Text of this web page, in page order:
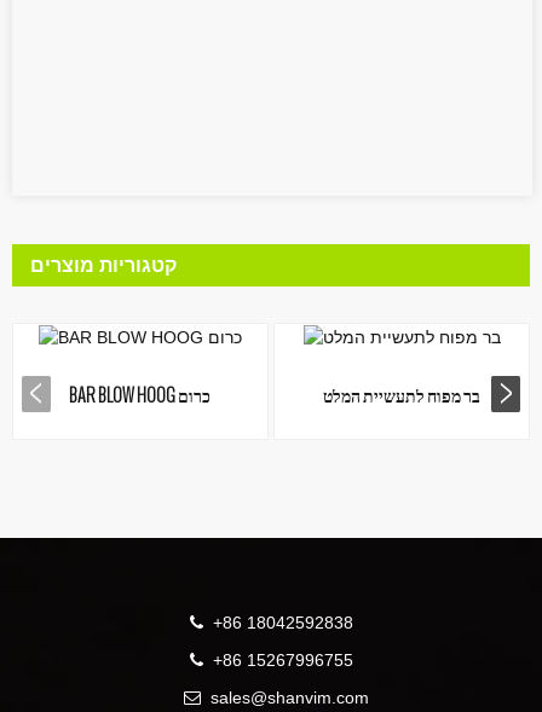
קטגוריות מוצרים
BAR BLOW HOOG כרום בר מפוח לתעשיית המלט
+86 18042592838
+86 15267996755
sales@shanvim.com